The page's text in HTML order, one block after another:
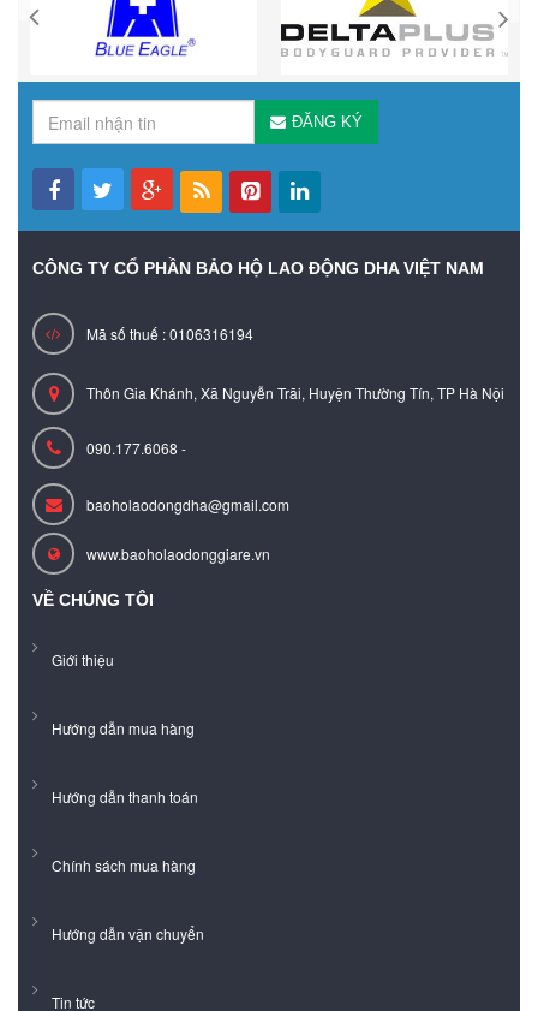
ĐĂNG KÝ
CÔNG TY CỔ PHẦN BẢO HỘ LAO ĐỘNG DHA VIỆT NAM
Mã số thuế : 0106316194
Thôn Gia Khánh, Xã Nguyễn Trãi, Huyện Thường Tín, TP Hà Nội
090.177.6068 -
baoholaodongdha@gmail.com
www.baoholaodonggiare.vn
VỀ CHÚNG TÔI
Giới thiệu
Hướng dẫn mua hàng
Hướng dẫn thanh toán
Chính sách mua hàng
Hướng dẫn vận chuyển
Tin tức